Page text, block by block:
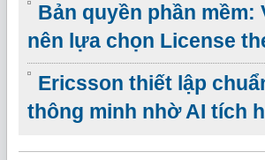
Bản quyền phần
nên lựa chọn License
Ericsson thiết lập
thông minh nhờ AI tích